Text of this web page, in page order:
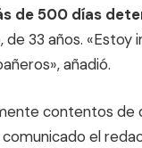
de 500 días
de 33 años.
añadió.
contentos de
el